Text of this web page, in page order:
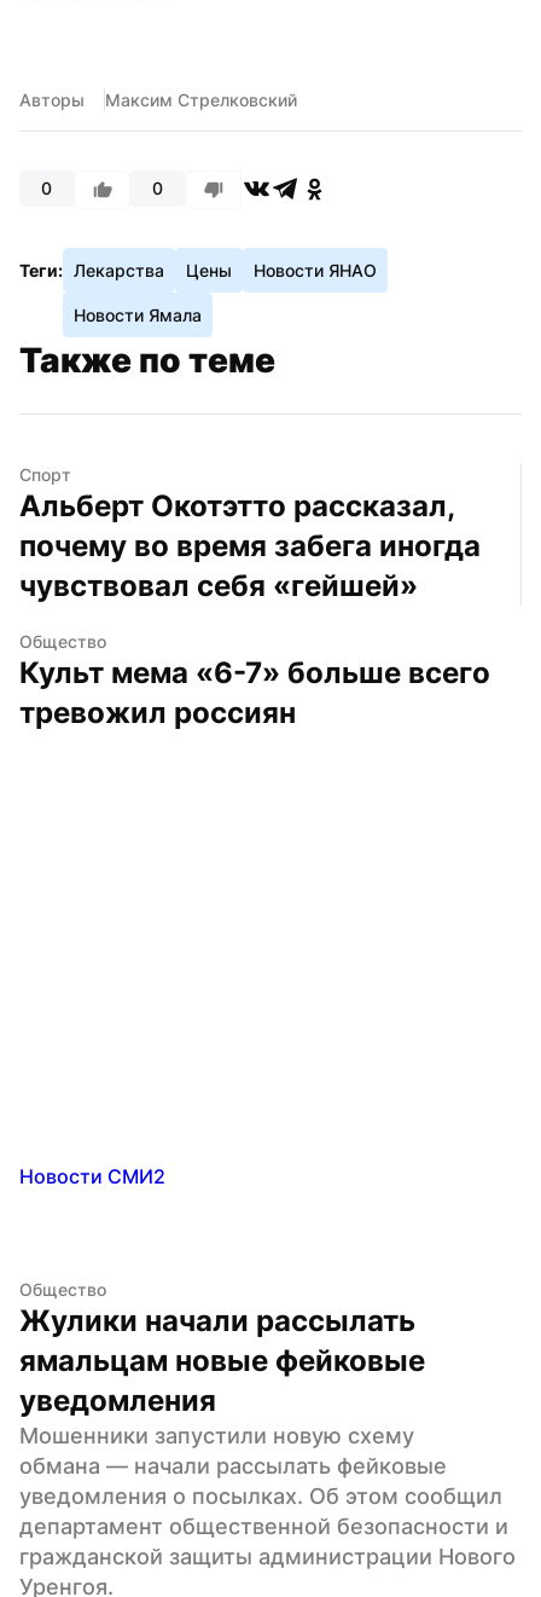
Авторы Максим Стрелковский
0 0
Теги: Лекарства Цены Новости ЯНАО
Новости Ямала
Также по теме
Спорт
Альберт Окотэтто рассказал,
почему во время забега иногда
чувствовал себя «гейшей»
Общество
Культ мема «6-7» больше всего
тревожил россиян
Новости СМИ2
Общество
Жулики начали рассылать
ямальцам новые фейковые
уведомления
Мошенники запустили новую схему
обмана — начали рассылать фейковые
уведомления о посылках. Об этом сообщил
департамент общественной безопасности и
гражданской защиты администрации Нового
Уренгоя.